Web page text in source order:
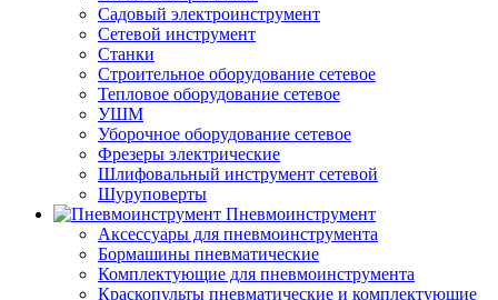
Садовый электроинструмент
Сетевой инструмент
Станки
Строительное оборудование сетевое
Тепловое оборудование сетевое
УШМ
Уборочное оборудование сетевое
Фрезеры электрические
Шлифовальный инструмент сетевой
Шуруповерты
Пневмоинструмент
Аксессуары для пневмоинструмента
Бормашины пневматические
Комплектующие для пневмоинструмента
Краскопульты пневматические и комплектующие